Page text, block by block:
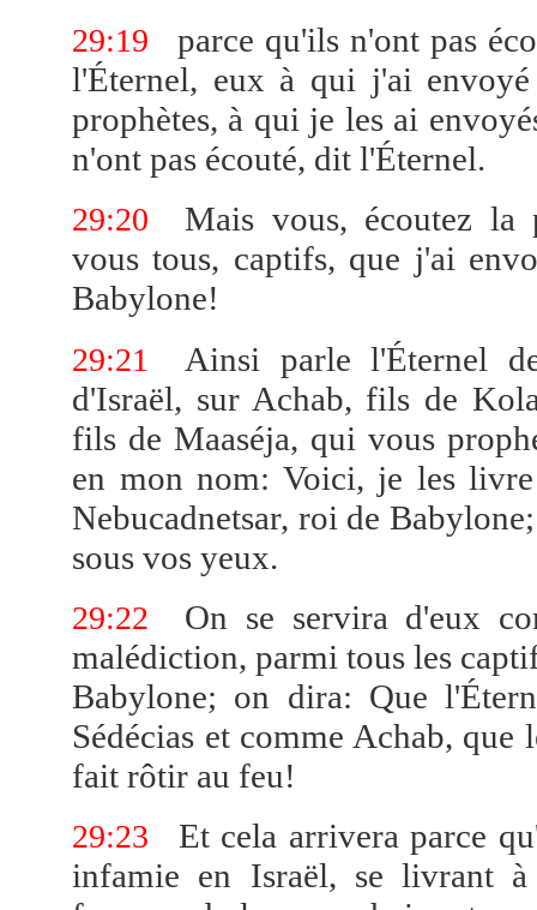
29:19
parce qu'ils n'ont pas
l'Éternel, eux à qui j'ai envoyé
prophètes, à qui je les ai
n'ont pas écouté, dit l'Éternel.
29:20
Mais vous, écoutez la
vous tous, captifs, que j'ai
Babylone!
29:21
Ainsi parle l'Éternel
d'Israël, sur Achab, fils de
fils de Maaséja, qui vous
en mon nom: Voici, je les
Nebucadnetsar, roi de
sous vos yeux.
29:22
On se servira d'eux
malédiction, parmi tous les
Babylone; on dira: Que
Sédécias et comme Achab,
fait rôtir au feu!
29:23
Et cela arrivera parce
infamie en Israël, se livrant